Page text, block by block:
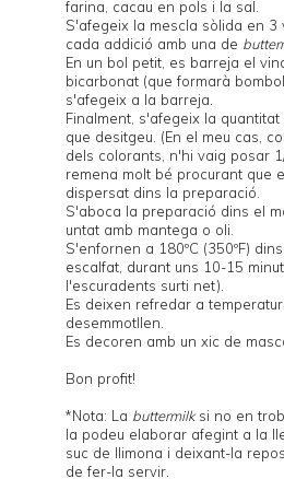
farina, cacau en pols i la sal.
S'afegeix la mescla sòlida en
cada addició amb una de
En un bol petit, es barreja el
bicarbonat (que formarà
s'afegeix a la barreja.
Finalment, s'afegeix la
que desitgeu. (En el meu cas,
dels colorants, n'hi vaig posar
remena molt bé procurant que
dispersat dins la preparació.
S'aboca la preparació dins el
untat amb mantega o oli.
S'enfornen a 180ºC (350ºF)
escalfat, durant uns 10-15
l'escuradents surti net).
Es deixen refredar a
desemmotllen.
Es decoren amb un xic de
Bon profit!
*Nota: La buttermilksi no en
la podeu elaborar afegint a la
suc de llimona i deixant-la
de fer-la servir.